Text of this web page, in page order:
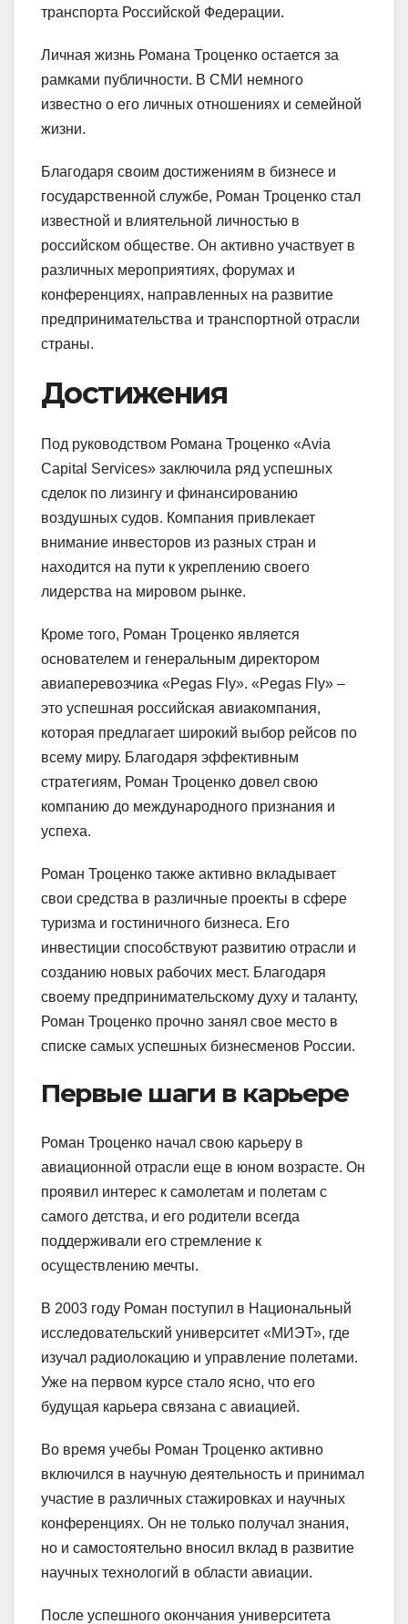
транспорта Российской Федерации.
Личная жизнь Романа Троценко остается за
рамками публичности. В СМИ немного
известно о его личных отношениях и семейной
жизни.
Благодаря своим достижениям в бизнесе и
государственной службе, Роман Троценко стал
известной и влиятельной личностью в
российском обществе. Он активно участвует в
различных мероприятиях, форумах и
конференциях, направленных на развитие
предпринимательства и транспортной отрасли
страны.
Достижения
Под руководством Романа Троценко «Avia
Capital Services» заключила ряд успешных
сделок по лизингу и финансированию
воздушных судов. Компания привлекает
внимание инвесторов из разных стран и
находится на пути к укреплению своего
лидерства на мировом рынке.
Кроме того, Роман Троценко является
основателем и генеральным директором
авиаперевозчика «Pegas Fly». «Pegas Fly» –
это успешная российская авиакомпания,
которая предлагает широкий выбор рейсов по
всему миру. Благодаря эффективным
стратегиям, Роман Троценко довел свою
компанию до международного признания и
успеха.
Роман Троценко также активно вкладывает
свои средства в различные проекты в сфере
туризма и гостиничного бизнеса. Его
инвестиции способствуют развитию отрасли и
созданию новых рабочих мест. Благодаря
своему предпринимательскому духу и таланту,
Роман Троценко прочно занял свое место в
списке самых успешных бизнесменов России.
Первые шаги в карьере
Роман Троценко начал свою карьеру в
авиационной отрасли еще в юном возрасте. Он
проявил интерес к самолетам и полетам с
самого детства, и его родители всегда
поддерживали его стремление к
осуществлению мечты.
В 2003 году Роман поступил в Национальный
исследовательский университет «МИЭТ», где
изучал радиолокацию и управление полетами.
Уже на первом курсе стало ясно, что его
будущая карьера связана с авиацией.
Во время учебы Роман Троценко активно
включился в научную деятельность и принимал
участие в различных стажировках и научных
конференциях. Он не только получал знания,
но и самостоятельно вносил вклад в развитие
научных технологий в области авиации.
После успешного окончания университета